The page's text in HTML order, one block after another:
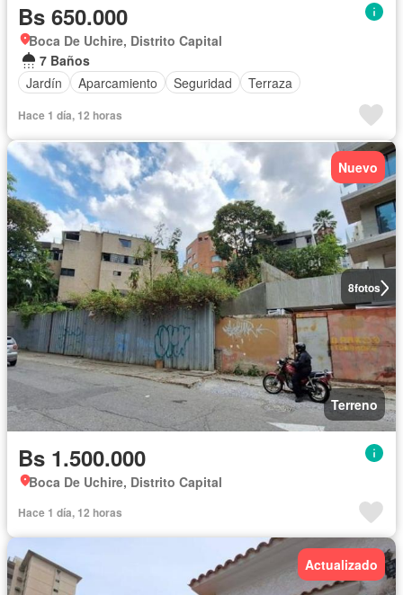
Bs 650.000
Boca De Uchire, Distrito Capital
7 Baños
Jardín
Aparcamiento Seguridad Terraza
Hace 1 día, 12 horas
8fotos
Nuevo
Terreno
Bs 1.500.000
Boca De Uchire, Distrito Capital
Hace 1 día, 12 horas
Actualizado